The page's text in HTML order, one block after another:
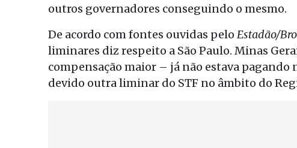
outros governadores conseguindo o mesmo.
De acordo com fontes ouvidas pelo Estadão/
liminares diz respeito a São Paulo. Minas
compensação maior – já não estava pagando
devido outra liminar do STF no âmbito do